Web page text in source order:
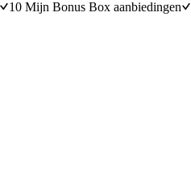
10 Mijn Bonus Box aanbiedingen